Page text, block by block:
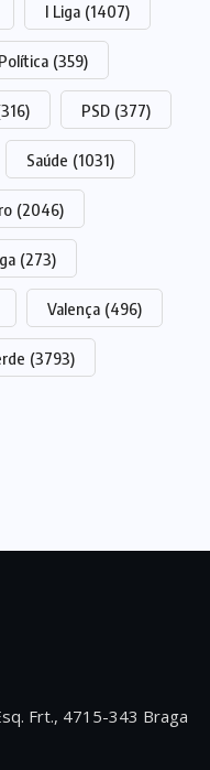
I Liga (1407)
Política (359)
PSD (377)
Saúde (1031)
(2046)
(273)
Valença (496)
(3793)
Frt., 4715-343 Braga